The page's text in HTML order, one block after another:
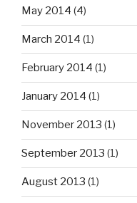
May 2014 (4)
March 2014 (1)
February 2014 (1)
January 2014 (1)
November 2013 (1)
September 2013 (1)
August 2013 (1)